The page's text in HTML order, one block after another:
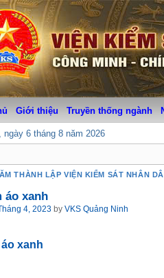
Giới thiệu Truyền thống ngành
ngày 6 tháng 8 năm 2026
THÀNH LẬP VIỆN KIỂM SÁT NHÂN
áo xanh
4, 2023 by VKS Quảng Ninh
xanh